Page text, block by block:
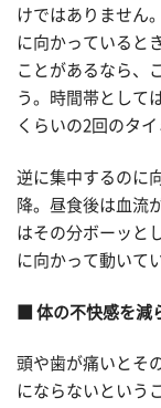
けではありません
に向かっていると
ことがあるなら、
う。時間帯として
くらいの2回のタ
逆に集中するのに
降。昼食後は血流
はその分ボーッと
に向かって動いて
■ 体の不快感を減
頭や歯が痛いとそ
にならないという